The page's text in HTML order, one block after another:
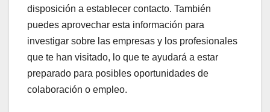
disposición a establecer contacto. También
puedes aprovechar esta información para
investigar sobre las empresas y los profesionales
que te han visitado, lo que te ayudará a estar
preparado para posibles oportunidades de
colaboración o empleo.